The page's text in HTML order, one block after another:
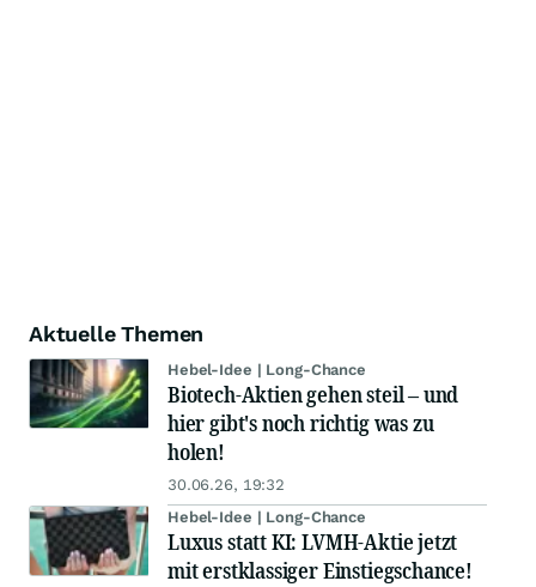
Aktuelle Themen
Hebel-Idee | Long-Chance
Biotech-Aktien gehen steil – und
hier gibt's noch richtig was zu
holen!
30.06.26, 19:32
Hebel-Idee | Long-Chance
Luxus statt KI: LVMH-Aktie jetzt
mit erstklassiger Einstiegschance!